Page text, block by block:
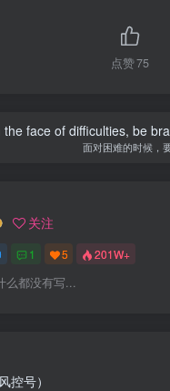
点赞75
the face of difficulties, be
面对困难的时候，
关注
1 5 201W+
么都没有写...
控号）